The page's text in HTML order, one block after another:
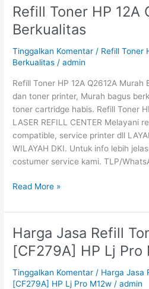
Refill Toner HP 12A
Berkualitas
Tinggalkan Komentar / Refill Toner
Berkualitas /admin
Refill Toner HP 12A Q2612A
dan toner printer, Murah bagus
toner cartridge habis. Refill Toner
LASER REFILL CENTER Melayani
compatible, service printer dll
WILAYAH DKI. Untuk info lebih
costumer service kami. TLP/
Refill
Toner
HP
12A
Q2612A
Berkualitas
Read More »
Harga Jasa Refill
[CF279A] HP Lj Pro
Tinggalkan Komentar / Harga Jasa
[CF279A] HP Lj Pro M12w /admin
Harga
Jasa
Refill
Toner
HP